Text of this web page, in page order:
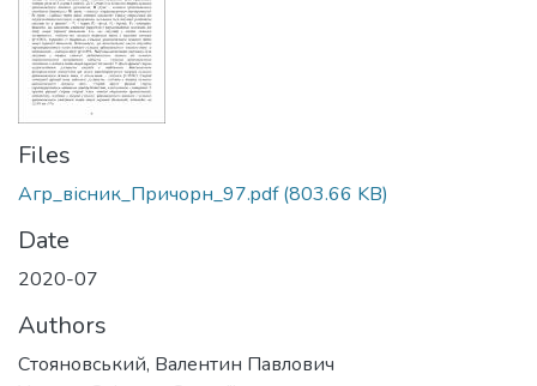
Files
Агр_вісник_Причорн_97.pdf(803.66 KB)
Date
2020-07
Authors
Стояновський, Валентин Павлович